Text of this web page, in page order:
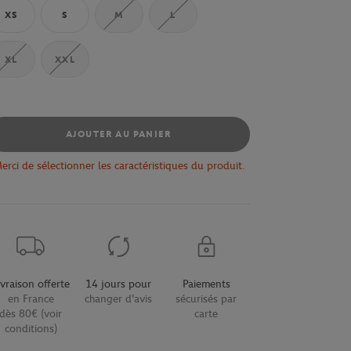
XS S M L
XL XXL
AJOUTER AU PANIER
de sélectionner les caractéristiques du produit.
offerte
en France
dès 80€ (voir
conditions)
14 jours pour
changer d'avis
Paiements
sécurisés par
carte